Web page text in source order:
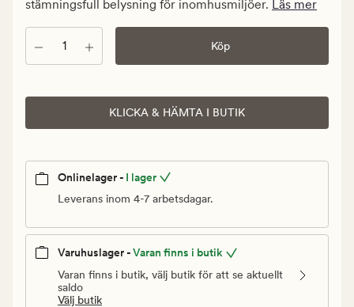
stämningsfull belysning för inomhusmiljöer. Läs mer
Antal Köp
KLICKA & HÄMTA I BUTIK
Onlinelager - I lager
Leverans inom 4-7 arbetsdagar.
Varuhuslager -Varan finns i butik
Varan finns i butik, välj butik för att se aktuellt
saldo
Välj butik